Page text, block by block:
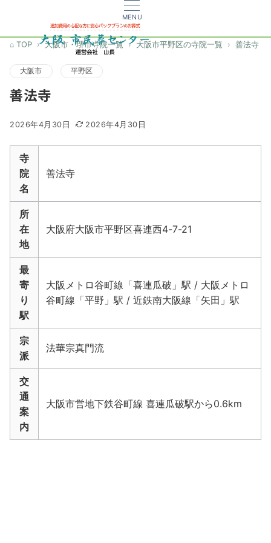
MENU
TOP 大阪市・堺市寺院一覧 大阪市平野区の寺院一覧 善法寺
大阪市 平野区
善法寺
2026年4月30日 2026年4月30日
寺
院
名
善法寺
所
在
地
大阪府大阪市平野区喜連西4-7-21
最
寄
り
駅
大阪メトロ谷町線「喜連瓜破」駅 / 大阪メトロ
谷町線「平野」駅 / 近鉄南大阪線「矢田」駅
宗
派
法華宗真門流
交
通
案
内
大阪市営地下鉄谷町線 喜連瓜破駅から0.6km